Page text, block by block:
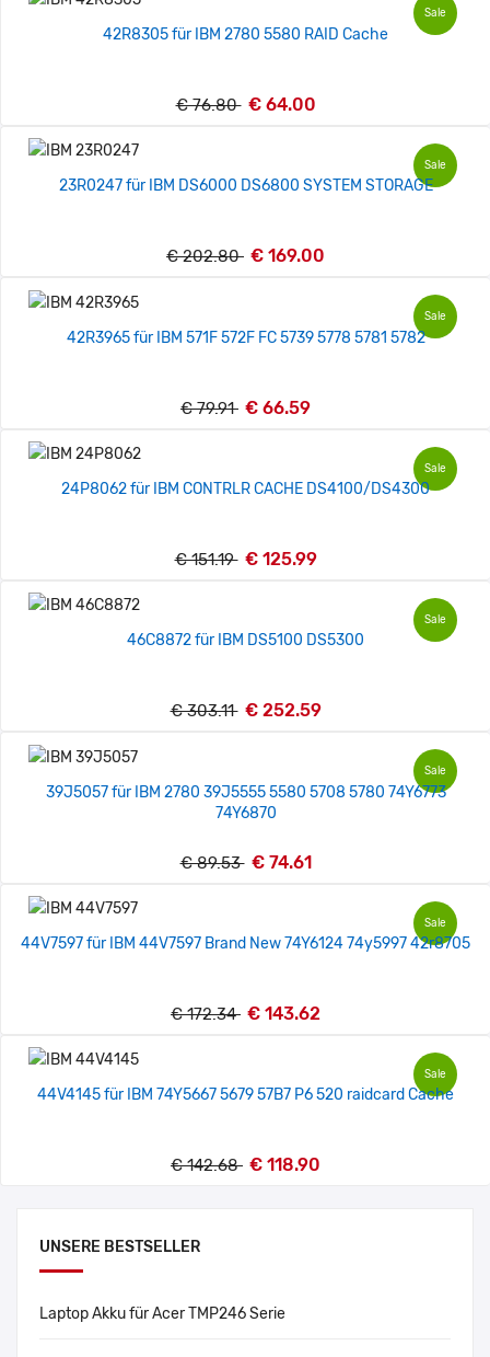
UNSERE BESTSELLER
Laptop Akku für Acer TMP246 Serie
Sale
42R8305 für IBM 2780 5580 RAID Cache
€ 76.80 € 64.00
Sale
23R0247 für IBM DS6000 DS6800 SYSTEM STORAGE
€ 202.80 € 169.00
Sale
42R3965 für IBM 571F 572F FC 5739 5778 5781 5782
€ 79.91 € 66.59
Sale
24P8062 für IBM CONTRLR CACHE DS4100/DS4300
€ 151.19 € 125.99
Sale
46C8872 für IBM DS5100 DS5300
€ 303.11 € 252.59
Sale
39J5057 für IBM 2780 39J5555 5580 5708 5780 74Y6773
74Y6870
€ 89.53 € 74.61
Sale
44V7597 für IBM 44V7597 Brand New 74Y6124 74y5997 42r8705
€ 172.34 € 143.62
Sale
44V4145 für IBM 74Y5667 5679 57B7 P6 520 raidcard Cache
€ 142.68 € 118.90